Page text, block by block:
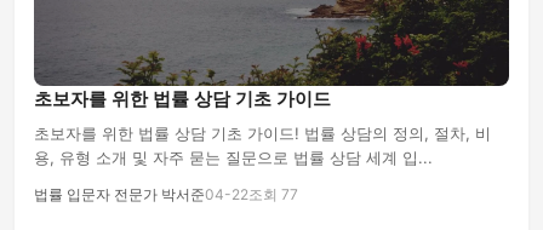
초보자를 위한 법률 상담 기초 가이드
초보자를 위한 법률 상담 기초 가이드! 법률 상담의 정의, 절차, 비
용, 유형 소개 및 자주 묻는 질문으로 법률 상담 세계 입...
법률 입문자 전문가 박서준04-22조회 77